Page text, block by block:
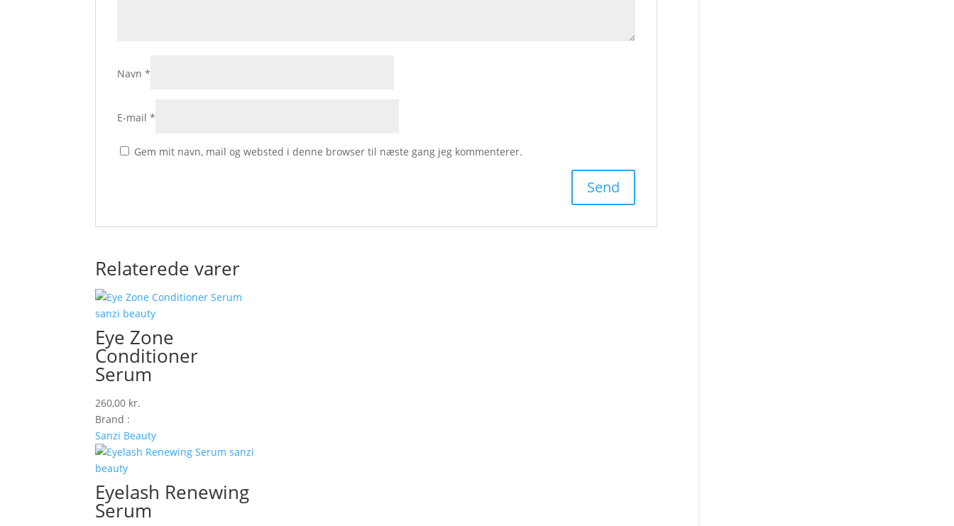
Navn*
E-mail*
Gem mit navn, mail og websted i denne browser til næste gang jeg kommenterer.
Relaterede varer
Eye Zone
Conditioner
Serum
260,00 kr.
Brand :
Sanzi Beauty
Eyelash Renewing
Serum